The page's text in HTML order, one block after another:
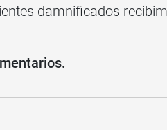
damnificados